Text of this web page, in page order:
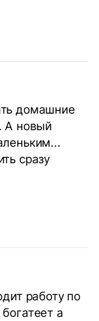
домашние
А новый
сразу
работу по
а